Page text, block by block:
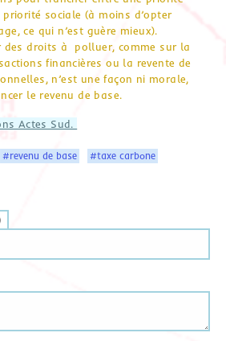
sociale (à moins d’opter
ce qui n’est guère mieux).
des droits à polluer, comme sur la
financières ou la revente de
n’est une façon ni morale,
le revenu de base.
Actes Sud.
#revenu de base #taxe carbone